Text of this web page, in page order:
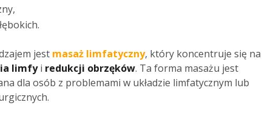
jest masaż limfatyczny, który koncentruje się na
limfyi redukcji obrzęków. Ta forma masażu jest
dla osób z problemami w układzie limfatycznym lub